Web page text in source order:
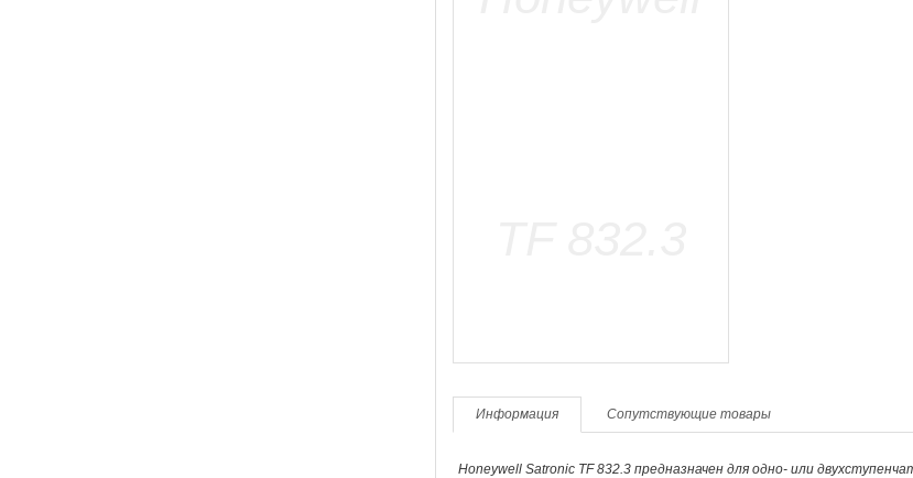
Информация Сопутствующие товары
Honeywell Satronic TF 832.3 предназначен для одно- или